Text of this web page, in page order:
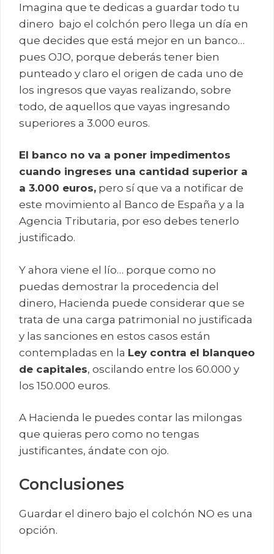
Imagina que te dedicas a guardar todo tu
dinero bajo el colchón pero llega un día en
que decides que está mejor en un banco…
pues OJO, porque deberás tener bien
punteado y claro el origen de cada uno de
los ingresos que vayas realizando, sobre
todo, de aquellos que vayas ingresando
superiores a 3.000 euros.
El banco no va a poner impedimentos
cuando ingreses una cantidad superior a
a 3.000 euros, pero sí que va a notificar de
este movimiento al Banco de España y a la
Agencia Tributaria, por eso debes tenerlo
justificado.
Y ahora viene el lío… porque como no
puedas demostrar la procedencia del
dinero, Hacienda puede considerar que se
trata de una carga patrimonial no justificada
y las sanciones en estos casos están
contempladas en la Ley contra el blanqueo
de capitales, oscilando entre los 60.000 y
los 150.000 euros.
A Hacienda le puedes contar las milongas
que quieras pero como no tengas
justificantes, ándate con ojo.
Conclusiones
Guardar el dinero bajo el colchón NO es una
opción.